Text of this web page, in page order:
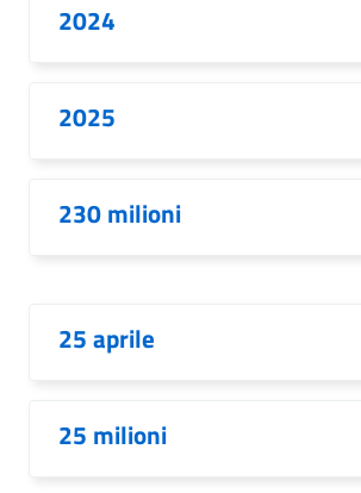
2024
2025
230 milioni
25 aprile
25 milioni